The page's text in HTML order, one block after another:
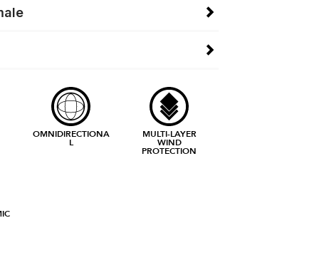
OMNIDIRECTIONA
L
MULTI-LAYER
WIND
PROTECTION